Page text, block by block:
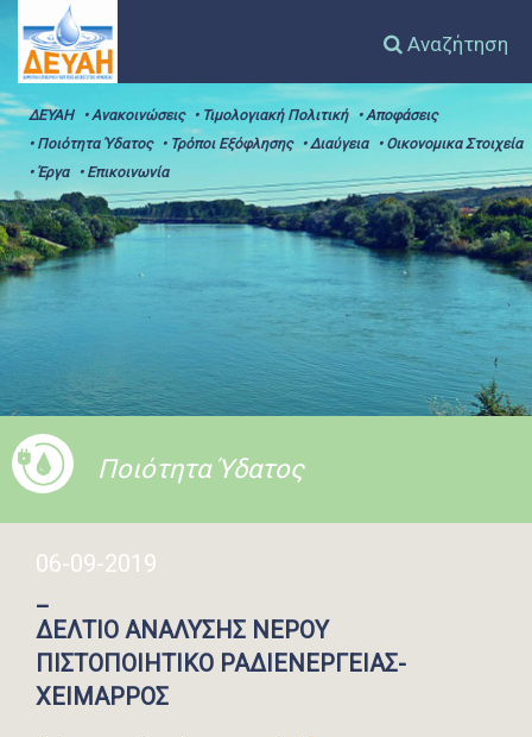
Αναζήτηση
ΔΕΥΑΗ • Ανακοινώσεις • Τιμολογιακή Πολιτική
• Αποφάσεις
• Ποιότητα Ύδατος
• Τρόποι Εξόφλησης • Διαύγεια
• Οικονομικα Στοιχεία
• Έργα
• Επικοινωνία
Ποιότητα Ύδατος
06-09-2019
_
ΔΕΛΤΙΟ ΑΝΑΛΥΣΗΣ ΝΕΡΟΥ
ΠΙΣΤΟΠΟΙΗΤΙΚΟ ΡΑΔΙΕΝΕΡΓΕΙΑΣ-
ΧΕΙΜΑΡΡΟΣ